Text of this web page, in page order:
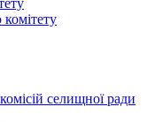
селищної ради